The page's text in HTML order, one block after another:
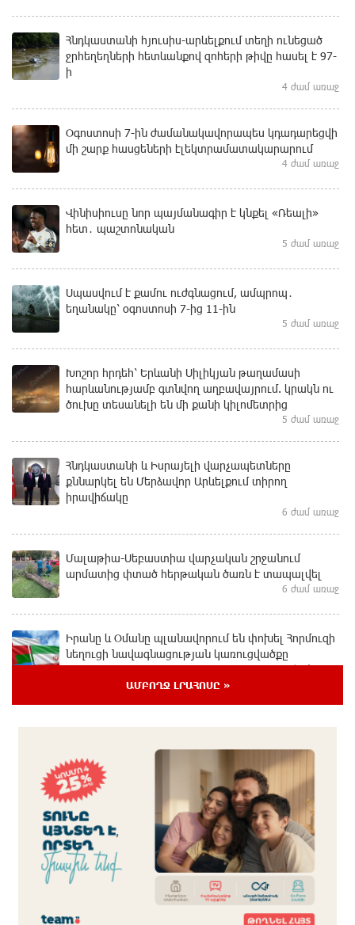
Հնդկաստանի հյուսիս-արևելքում տեղի ունեցած
ջրհեղեղների հետևանքով զոհերի թիվը հասել է 97-
ի
4 ժամ առաջ
Օգոստոսի 7-ին ժամանակավորապես կդադարեցվի
մի շարք հասցեների էլեկտրամատակարարում
4 ժամ առաջ
Վինիսիուսը նոր պայմանագիր է կնքել «Ռեալի»
հետ․ պաշտոնական
5 ժամ առաջ
Սպասվում է քամու ուժգնացում, ամպրոպ․
եղանակը՝ օգոստոսի 7-ից 11-ին
5 ժամ առաջ
Խոշոր հրդեհ՝ Երևանի Սիլիկյան թաղամասի
հարևանությամբ գտնվող աղբավայրում. կրակն ու
ծուխը տեսանելի են մի քանի կիլոմետրից
5 ժամ առաջ
Հնդկաստանի և Իսրայելի վարչապետները
քննարկել են Մերձավոր Արևելքում տիրող
իրավիճակը
6 ժամ առաջ
Մալաթիա-Սեբաստիա վարչական շրջանում
արմատից փտած հերթական ծառն է տապալվել
6 ժամ առաջ
Իրանը և Օմանը պլանավորում են փոխել Հորմուզի
նեղուցի նավագնացության կառուցվածքը
6 ժամ առաջ
7 ժամ առաջ
Վթար Լոռու մարզում․ փրկարարները վարորդին
դուրս են բերել արգելափակումից
7 ժամ առաջ
Երևանում երթուղիների փոփոխություն կլինի
7 ժամ առաջ
ԱՄԲՈՂՋ ԼՐԱՀՈՍԸ »